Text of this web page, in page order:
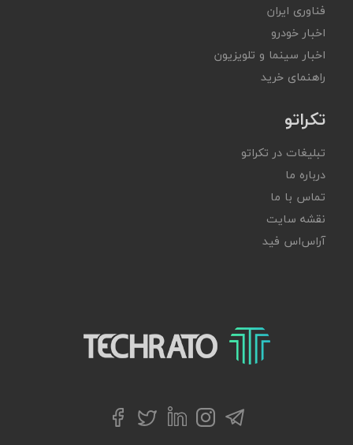
فناوری ایران
اخبار خودرو
اخبار سینما و تلویزیون
راهنمای خرید
تکراتو
تبلیغات در تکراتو
درباره ما
تماس با ما
نقشه سایت
آر‌اس‌اس فید
تکراتو – زندگی با تکنولوژی
تلگراماینستاگرام
لینکداینتوییترفیسبوک